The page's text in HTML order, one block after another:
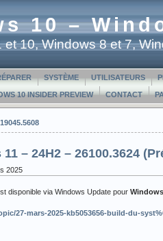
10 –
10, Windows 8 et 7,
SYSTÈME UTILISATEURS
10 INSIDER PREVIEW CONTACT
– 24H2 – 26100.3624
2025
disponible via Windows Update pour
27-mars-2025-kb5053656-build-du-